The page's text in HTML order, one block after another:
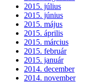
2015. július
2015. június
2015. május
2015. április
2015. március
2015. február
2015. január
2014. december
2014. november